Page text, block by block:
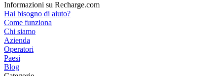
Informazioni su Recharge.com
Hai bisogno di aiuto?
Come funziona
Chi siamo
Azienda
Operatori
Paesi
Blog